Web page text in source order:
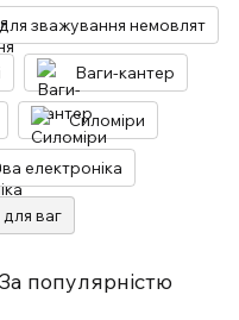
зважування немовлят
Ваги-кантер
Силоміри
електроніка
ваг
За популярністю